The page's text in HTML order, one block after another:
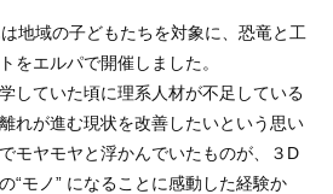
地域の子どもたちを対象に、恐竜と工
をエルパで開催しました。
していた頃に理系人材が不足している
れが進む現状を改善したいという思い
モヤモヤと浮かんでいたものが、３D
“モノ” になることに感動した経験か